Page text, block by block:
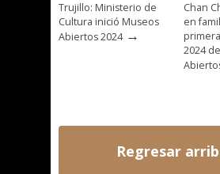
Trujillo: Ministerio de
Cultura inició Museos
Abiertos 2024→
Chan
en
2024
Regresar